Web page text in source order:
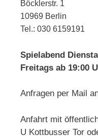
Böcklerstr. 1
10969 Berlin
Tel.: 030 6159191
Spielabend
Freitags ab 19:00
Anfragen per Mail
Anfahrt mit
U Kottbusser Tor